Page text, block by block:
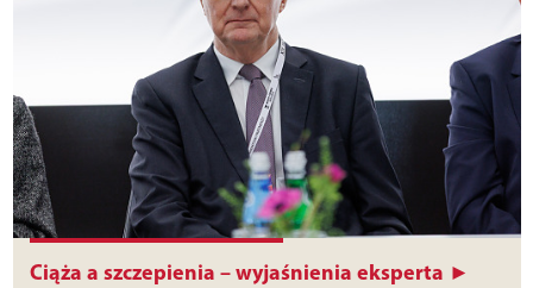
Ciąża a szczepienia – wyjaśnienia eksperta ►